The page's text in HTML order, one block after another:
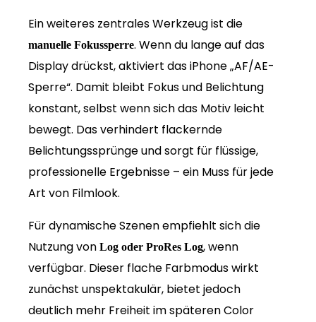
Ein weiteres zentrales Werkzeug ist die
manuelle Fokussperre. Wenn du lange auf das
Display drückst, aktiviert das iPhone „AF/AE-
Sperre“. Damit bleibt Fokus und Belichtung
konstant, selbst wenn sich das Motiv leicht
bewegt. Das verhindert flackernde
Belichtungssprünge und sorgt für flüssige,
professionelle Ergebnisse – ein Muss für jede
Art von Filmlook.
Für dynamische Szenen empfiehlt sich die
Nutzung vonLog oder ProRes Log, wenn
verfügbar. Dieser flache Farbmodus wirkt
zunächst unspektakulär, bietet jedoch
deutlich mehr Freiheit im späteren Color